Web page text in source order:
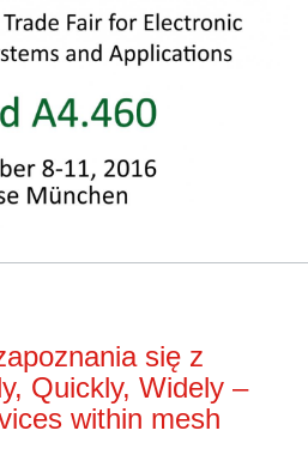
się z
Quickly, Widely –
within mesh